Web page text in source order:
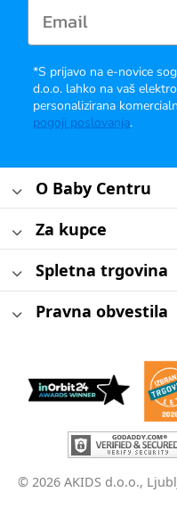
*S prijavo na e-novice
d.o.o. lahko na vaš
personalizirana
pogoji poslovanja.
O Baby Centru
Za kupce
Spletna trgovina
Pravna obvestila
© 2026 AKIDS d.o.o.,